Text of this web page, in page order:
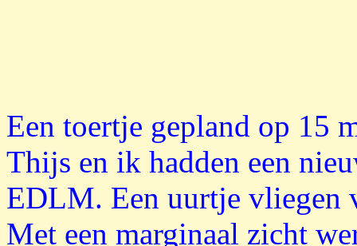
Een toertje gepland op 15
Thijs en ik hadden een
EDLM. Een uurtje vliegen
Met een marginaal zicht